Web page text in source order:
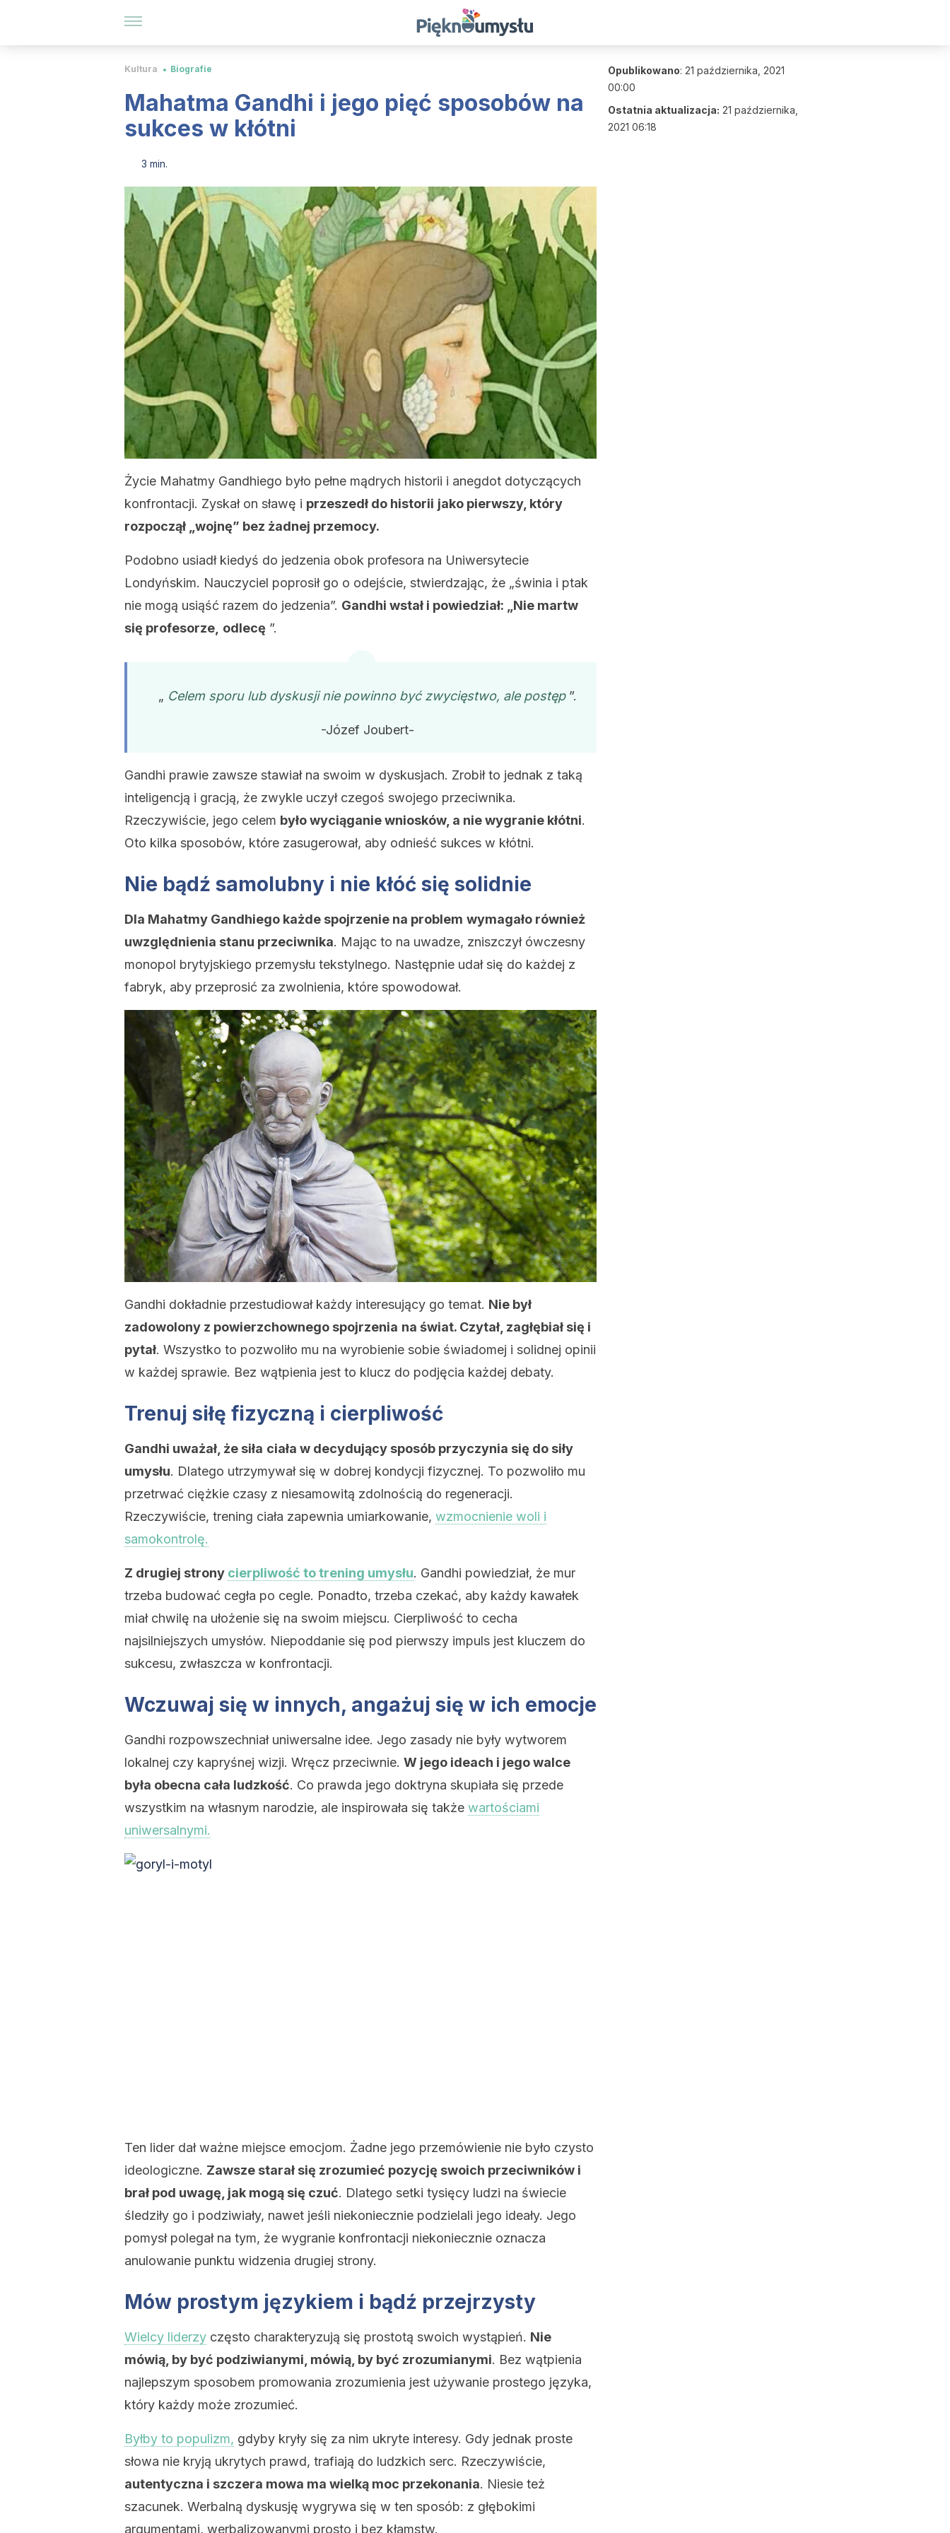
Kultura Biografie
Mahatma Gandhi i jego pięć sposobów na
sukces w kłótni
3 min.
Życie Mahatmy Gandhiego było pełne mądrych historii i anegdot dotyczących
konfrontacji. Zyskał on sławę i przeszedł do historii jako pierwszy, który
rozpoczął „wojnę” bez żadnej przemocy.
Podobno usiadł kiedyś do jedzenia obok profesora na Uniwersytecie
Londyńskim. Nauczyciel poprosił go o odejście, stwierdzając, że „świnia i ptak
nie mogą usiąść razem do jedzenia”. Gandhi wstał i powiedział: „Nie martw
się profesorze, odlecę ”.
„ Celem sporu lub dyskusji nie powinno być zwycięstwo, ale postęp”.
-Józef Joubert-
Gandhi prawie zawsze stawiał na swoim w dyskusjach. Zrobił to jednak z taką
inteligencją i gracją, że zwykle uczył czegoś swojego przeciwnika.
Rzeczywiście, jego celem było wyciąganie wniosków, a nie wygranie kłótni.
Oto kilka sposobów, które zasugerował, aby odnieść sukces w kłótni.
Nie bądź samolubny i nie kłóć się solidnie
Dla Mahatmy Gandhiego każde spojrzenie na problem wymagało również
uwzględnienia stanu przeciwnika. Mając to na uwadze, zniszczył ówczesny
monopol brytyjskiego przemysłu tekstylnego. Następnie udał się do każdej z
fabryk, aby przeprosić za zwolnienia, które spowodował.
Gandhi dokładnie przestudiował każdy interesujący go temat. Nie był
zadowolony z powierzchownego spojrzenia na świat. Czytał, zagłębiał się i
pytał. Wszystko to pozwoliło mu na wyrobienie sobie świadomej i solidnej opinii
w każdej sprawie. Bez wątpienia jest to klucz do podjęcia każdej debaty.
Trenuj siłę fizyczną i cierpliwość
Gandhi uważał, że siła ciała w decydujący sposób przyczynia się do siły
umysłu. Dlatego utrzymywał się w dobrej kondycji fizycznej. To pozwoliło mu
przetrwać ciężkie czasy z niesamowitą zdolnością do regeneracji.
Rzeczywiście, trening ciała zapewnia umiarkowanie, wzmocnienie woli i
samokontrolę.
Z drugiej strony cierpliwość to trening umysłu. Gandhi powiedział, że mur
trzeba budować cegła po cegle. Ponadto, trzeba czekać, aby każdy kawałek
miał chwilę na ułożenie się na swoim miejscu. Cierpliwość to cecha
najsilniejszych umysłów. Niepoddanie się pod pierwszy impuls jest kluczem do
sukcesu, zwłaszcza w konfrontacji.
Wczuwaj się w innych, angażuj się w ich emocje
Gandhi rozpowszechniał uniwersalne idee. Jego zasady nie były wytworem
lokalnej czy kapryśnej wizji. Wręcz przeciwnie. W jego ideach i jego walce
była obecna cała ludzkość. Co prawda jego doktryna skupiała się przede
wszystkim na własnym narodzie, ale inspirowała się także wartościami
uniwersalnymi.
Ten lider dał ważne miejsce emocjom. Żadne jego przemówienie nie było czysto
ideologiczne. Zawsze starał się zrozumieć pozycję swoich przeciwników i
brał pod uwagę, jak mogą się czuć. Dlatego setki tysięcy ludzi na świecie
śledziły go i podziwiały, nawet jeśli niekoniecznie podzielali jego ideały. Jego
pomysł polegał na tym, że wygranie konfrontacji niekoniecznie oznacza
anulowanie punktu widzenia drugiej strony.
Mów prostym językiem i bądź przejrzysty
Wielcy liderzy często charakteryzują się prostotą swoich wystąpień. Nie
mówią, by być podziwianymi, mówią, by być zrozumianymi. Bez wątpienia
najlepszym sposobem promowania zrozumienia jest używanie prostego języka,
który każdy może zrozumieć.
Byłby to populizm, gdyby kryły się za nim ukryte interesy. Gdy jednak proste
słowa nie kryją ukrytych prawd, trafiają do ludzkich serc. Rzeczywiście,
autentyczna i szczera mowa ma wielką moc przekonania. Niesie też
szacunek. Werbalną dyskusję wygrywa się w ten sposób: z głębokimi
argumentami, werbalizowanymi prosto i bez kłamstw.
Opublikowano: 21 października, 2021
00:00
Ostatnia aktualizacja: 21 października,
2021 06:18